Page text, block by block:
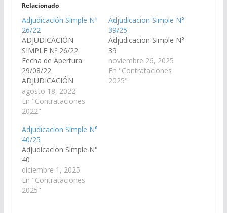
Relacionado
Adjudicación Simple Nº
26/22
ADJUDICACIÓN
SIMPLE Nº 26/22
Fecha de Apertura:
29/08/22.
ADJUDICACIÓN
SIMPLE 26/22.
ADJUDICACION
SIMPLE N° 26
agosto 18, 2022
En "Contrataciones
2022"
Adjudicacion Simple N°
39/25
Adjudicacion Simple N°
39
noviembre 26, 2025
En "Contrataciones
2025"
Adjudicacion Simple N°
40/25
Adjudicacion Simple N°
40
diciembre 1, 2025
En "Contrataciones
2025"